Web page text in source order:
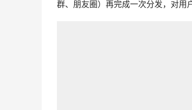
群、朋友圈）再完成一次分发，对用